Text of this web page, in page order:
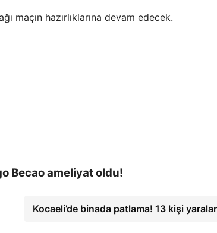
maçın hazırlıklarına devam edecek.
Becao ameliyat oldu!
Kocaeli’de binada patlama! 13 kişi